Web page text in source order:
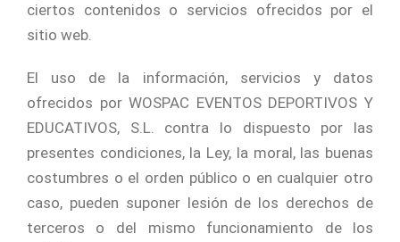
ciertos contenidos o servicios ofrecidos por el
sitio web.
El uso de la información, servicios y datos
ofrecidos por WOSPAC EVENTOS DEPORTIVOS Y
EDUCATIVOS, S.L. contra lo dispuesto por las
presentes condiciones, la Ley, la moral, las buenas
costumbres o el orden público o en cualquier otro
caso, pueden suponer lesión de los derechos de
terceros o del mismo funcionamiento de los